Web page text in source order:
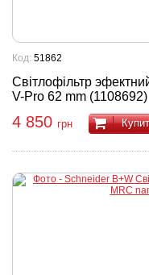
Світлофільтр
V-Pro 62 mm (1108692)
Код: 51862
4 850 грн